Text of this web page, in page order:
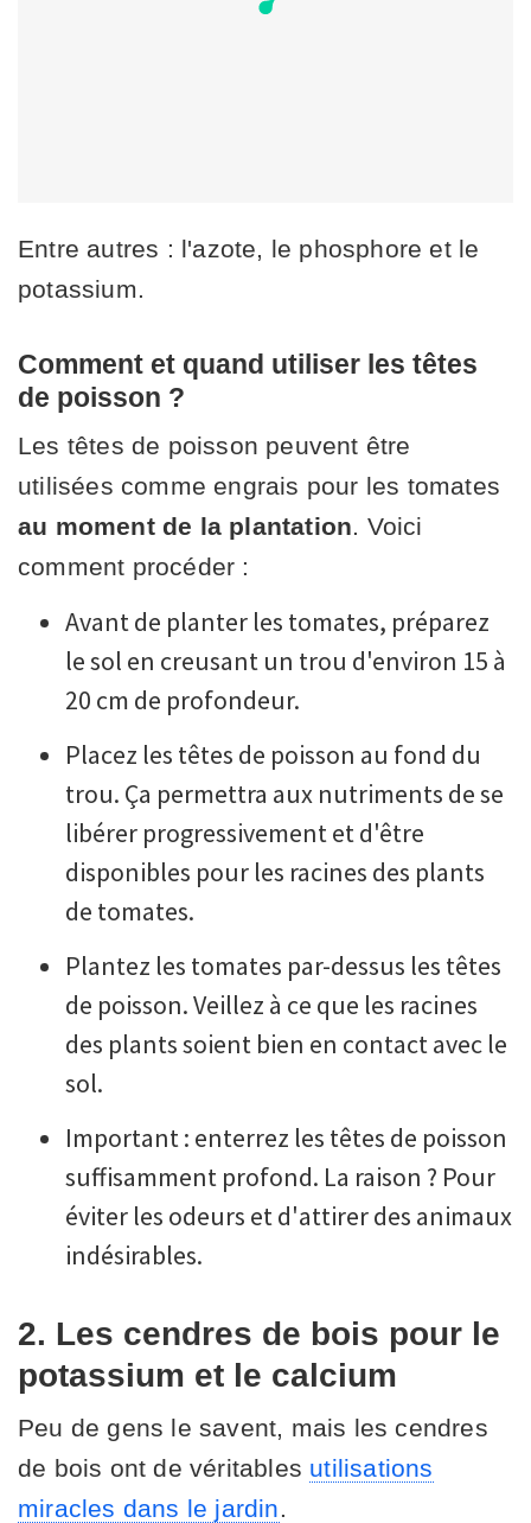
Entre autres : l'azote, le phosphore et le
potassium.
Comment et quand utiliser les têtes
de poisson ?
Les têtes de poisson peuvent être
utilisées comme engrais pour les tomates
au moment de la plantation . Voici
comment procéder :
Avant de planter les tomates, préparez
le sol en creusant un trou d'environ 15 à
20 cm de profondeur.
Placez les têtes de poisson au fond du
trou. Ça permettra aux nutriments de se
libérer progressivement et d'être
disponibles pour les racines des plants
de tomates.
Plantez les tomates par-dessus les têtes
de poisson. Veillez à ce que les racines
des plants soient bien en contact avec le
sol.
Important : enterrez les têtes de poisson
suffisamment profond. La raison ? Pour
éviter les odeurs et d'attirer des animaux
indésirables.
2. Les cendres de bois pour le
potassium et le calcium
Peu de gens le savent, mais les cendres
de bois ont de véritables utilisations
miracles dans le jardin